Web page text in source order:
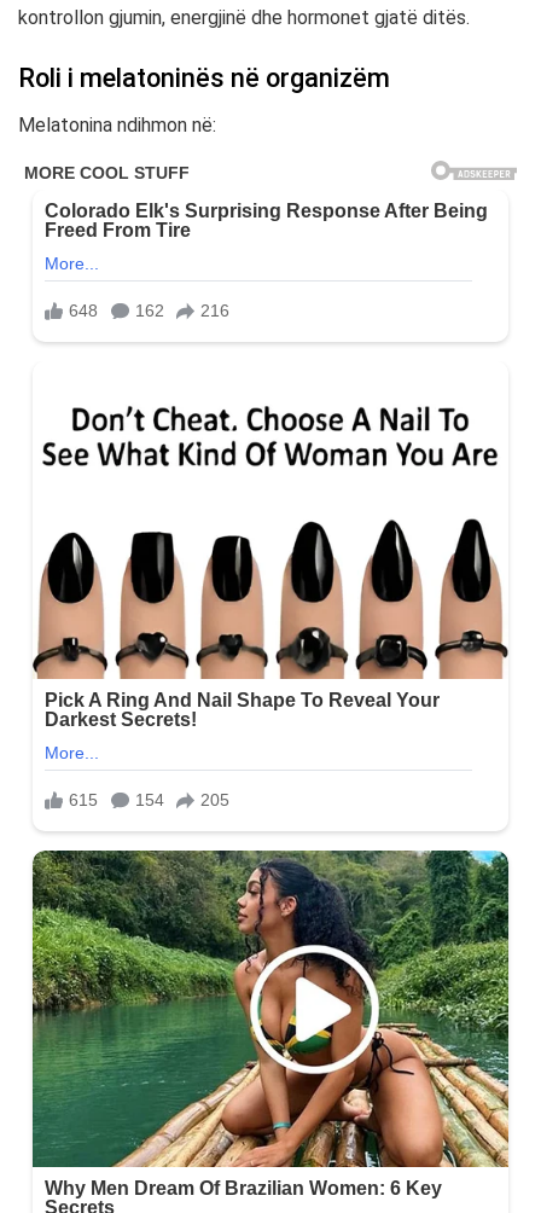
kontrollon gjumin, energjinë dhe hormonet gjatë ditës.
Roli i melatoninës në organizëm
Melatonina ndihmon në: